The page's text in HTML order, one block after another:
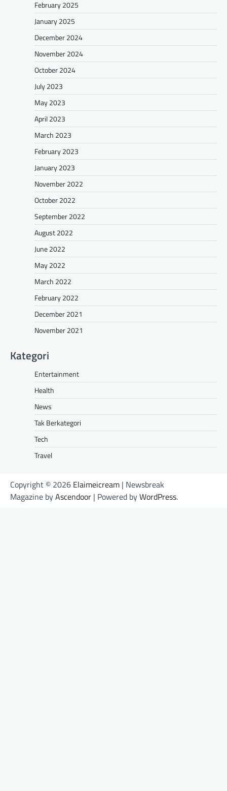
February 2025
January 2025
December 2024
November 2024
October 2024
July 2023
May 2023
April 2023
March 2023
February 2023
January 2023
November 2022
October 2022
September 2022
August 2022
June 2022
May 2022
March 2022
February 2022
December 2021
November 2021
Kategori
Entertainment
Health
News
Tak Berkategori
Tech
Travel
Copyright © 2026 Elaimeicream | Newsbreak
Magazine byAscendoor | Powered byWordPress.